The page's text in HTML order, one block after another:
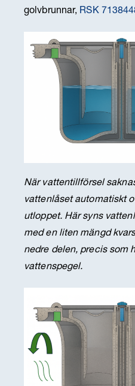
golvbrunnar, RSK
När vattentillförsel
vattenlåset automatiskt
utloppet. Här syns
med en liten mängd
nedre delen, precis som
vattenspegel.